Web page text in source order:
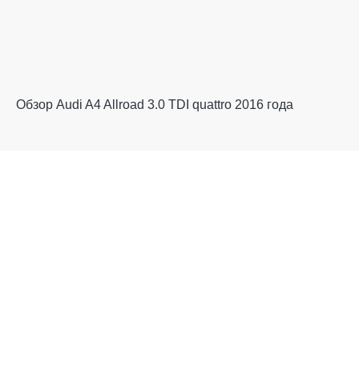
Обзор Audi A4 Allroad 3.0 TDI quattro 2016 года